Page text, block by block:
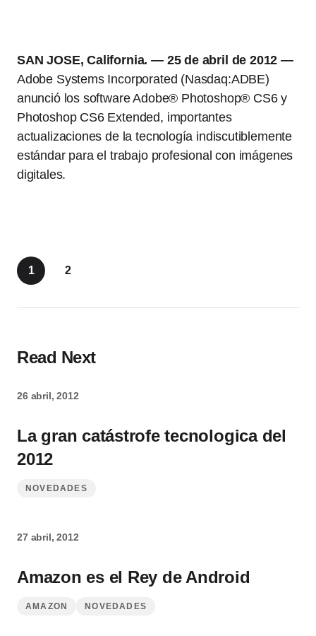
SAN JOSE, California. — 25 de abril de 2012 —
Adobe Systems Incorporated (Nasdaq:ADBE)
anunció los software Adobe® Photoshop® CS6 y
Photoshop CS6 Extended, importantes
actualizaciones de la tecnología indiscutiblemente
estándar para el trabajo profesional con imágenes
digitales.
1 2
Read Next
26 abril, 2012
La gran catástrofe tecnologica del
2012
NOVEDADES
27 abril, 2012
Amazon es el Rey de Android
AMAZON NOVEDADES